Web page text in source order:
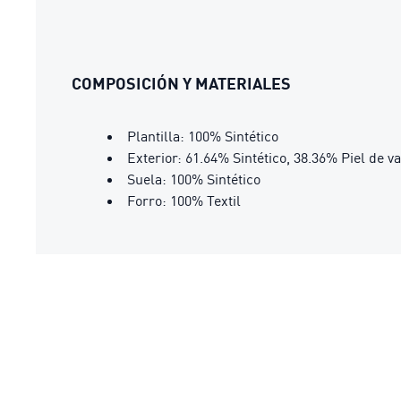
COMPOSICIÓN Y MATERIALES
Plantilla: 100% Sintético
Exterior: 61.64% Sintético, 38.36% Piel de
Suela: 100% Sintético
Forro: 100% Textil